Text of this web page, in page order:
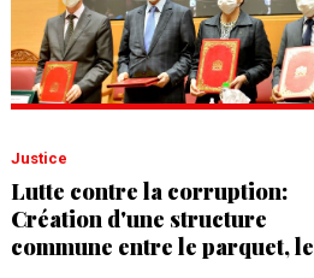
Justice
Lutte contre la corruption:
Création d'une structure
commune entre le parquet, le